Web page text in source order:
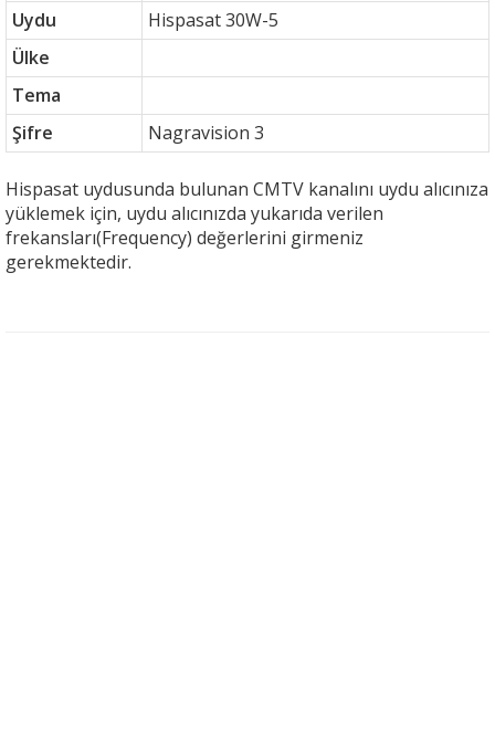
Uydu
Hispasat 30W-5
Ülke
Tema
Şifre
Nagravision 3
Hispasat uydusunda bulunan CMTV kanalını uydu alıcınıza
yüklemek için, uydu alıcınızda yukarıda verilen
frekansları(Frequency) değerlerini girmeniz
gerekmektedir.